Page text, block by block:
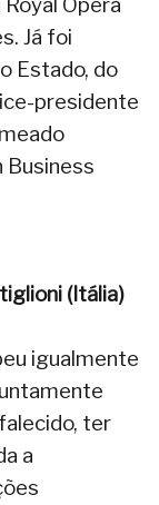
Já foi
Estado, do
presidente
Business
(Itália)
igualmente
ter
a